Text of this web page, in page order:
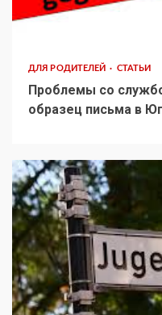
ДЛЯ РОДИТЕЛЕЙ СТАТЬИ
Проблемы со
образец письма в